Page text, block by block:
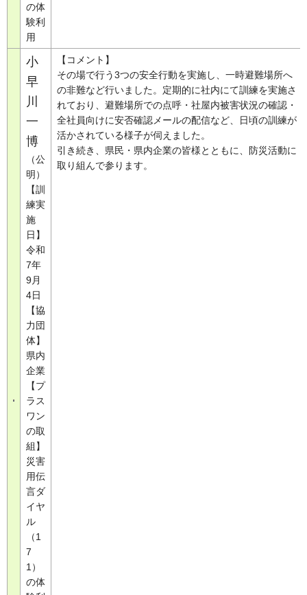
の体
験利
用
小
早
川
一
博
（公
明）
【訓
練実
施
日】
令和
7年
9月
4日
【協
力団
体】
県内
企業
【プ
ラス
ワン
の取
組】
災害
用伝
言ダ
イヤ
ル
（1
7
1）
の体
【コメント】
その場で行う3つの安全行動を実施し、一時避難場所へ
の非難など行いました。定期的に社内にて訓練を実施さ
れており、避難場所での点呼・社屋内被害状況の確認・
全社員向けに安否確認メールの配信など、日頃の訓練が
活かされている様子が伺えました。
引き続き、県民・県内企業の皆様とともに、防災活動に
取り組んで参ります。